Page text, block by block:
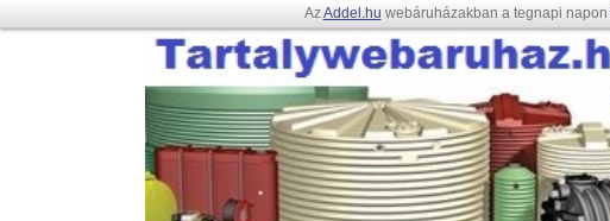
AzAddel.hu webáruházakban a tegnapi napon